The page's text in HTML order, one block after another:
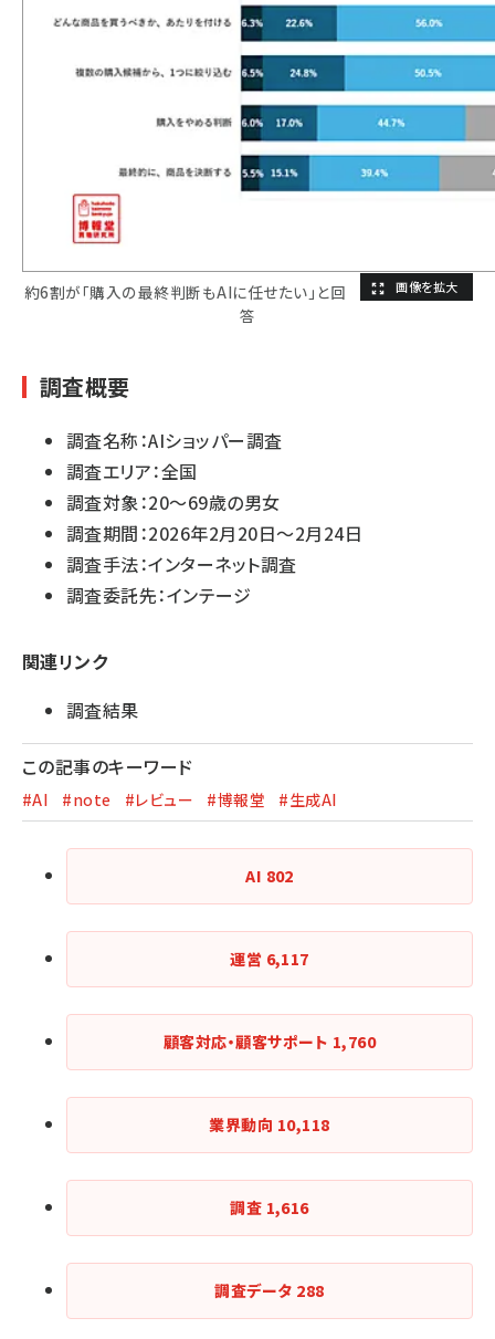
約6割が「購入の最終判断もAIに任せたい」と回
答
調査概要
調査名称：AIショッパー調査
調査エリア：全国
調査対象：20～69歳の男女
調査期間：2026年2月20日～2月24日
調査手法：インターネット調査
調査委託先：インテージ
関連リンク
調査結果
この記事のキーワード
#AI #note #レビュー #博報堂 #生成AI
AI 802
運営 6,117
顧客対応・顧客サポート 1,760
業界動向 10,118
調査 1,616
調査データ 288